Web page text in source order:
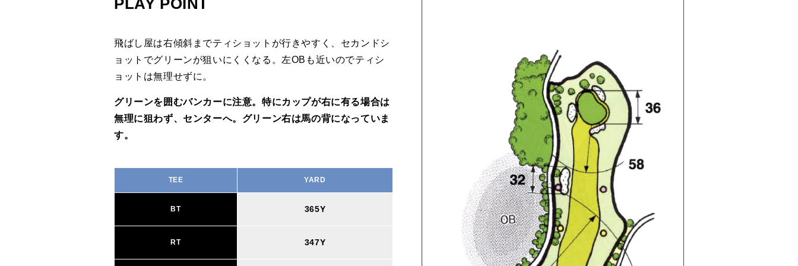
PLAY POINT
飛ばし屋は右傾斜までティショットが行きやすく、セカンドシ
ョットでグリーンが狙いにくくなる。左OBも近いのでティシ
ョットは無理せずに。
グリーンを囲むバンカーに注意。特にカップが右に有る場合は
無理に狙わず、センターへ。グリーン右は馬の背になっていま
す。
TEE YARD
BT 365Y
RT 347Y